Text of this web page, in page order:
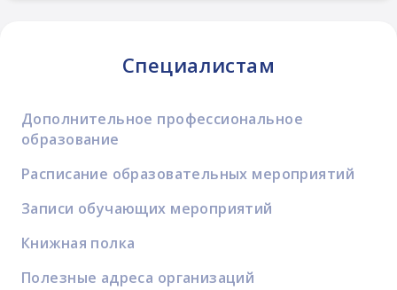
Специалистам
Дополнительное профессиональное
образование
Расписание образовательных мероприятий
Записи обучающих мероприятий
Книжная полка
Полезные адреса организаций